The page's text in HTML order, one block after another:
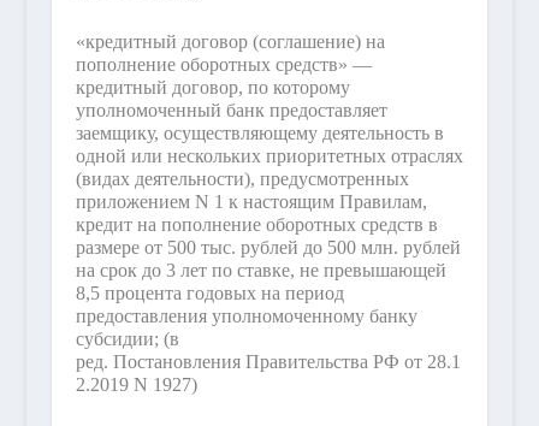
«кредитный договор (соглашение) на
пополнение оборотных средств» —
кредитный договор, по которому
уполномоченный банк предоставляет
заемщику, осуществляющему деятельность в
одной или нескольких приоритетных отраслях
(видах деятельности), предусмотренных
приложением N 1 к настоящим Правилам,
кредит на пополнение оборотных средств в
размере от 500 тыс. рублей до 500 млн. рублей
на срок до 3 лет по ставке, не превышающей
8,5 процента годовых на период
предоставления уполномоченному банку
субсидии; (в
ред. Постановления Правительства РФ от 28.1
2.2019 N 1927)